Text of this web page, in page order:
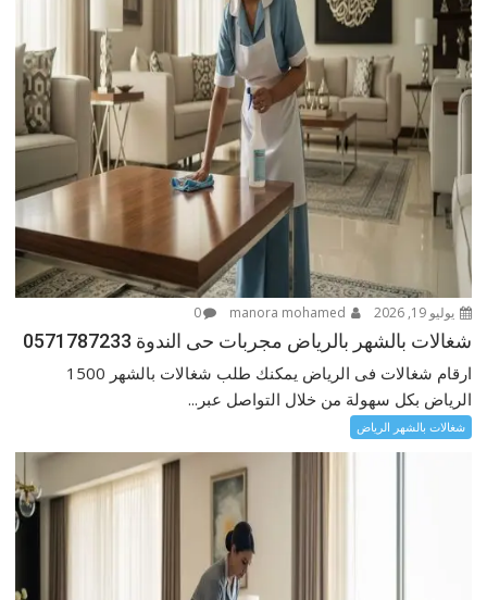
يوليو 19, 2026 0
شغالات بالشهر بالرياض مجربات حى الندوة 0571787233
ارقام شغالات فى الرياض يمكنك طلب شغالات بالشهر 1500
الرياض بكل سهولة من خلال التواصل عبر...
شغالات بالشهر الرياض